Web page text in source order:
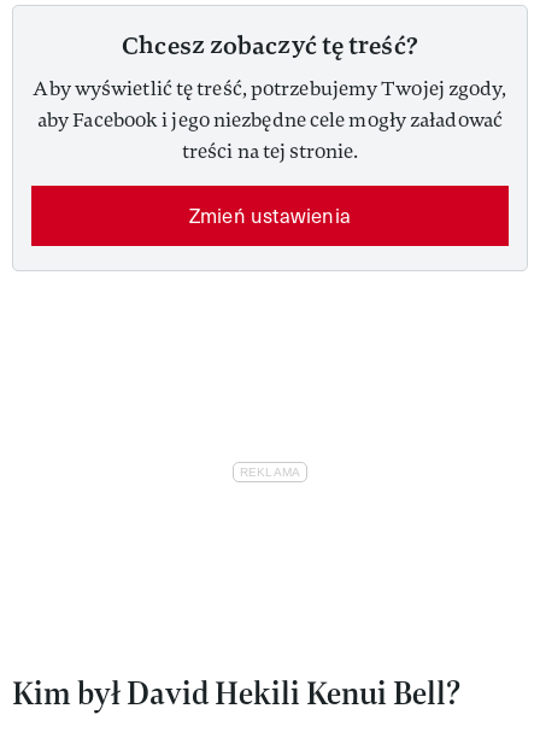
Chcesz zobaczyć tę treść?
Aby wyświetlić tę treść, potrzebujemy Twojej zgody,
aby Facebook i jego niezbędne cele mogły załadować
treści na tej stronie.
Zmień ustawienia
Kim był David Hekili Kenui Bell?